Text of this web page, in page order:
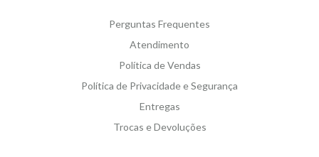
Perguntas Frequentes
Atendimento
Política de Vendas
Política de Privacidade e Segurança
Entregas
Trocas e Devoluções